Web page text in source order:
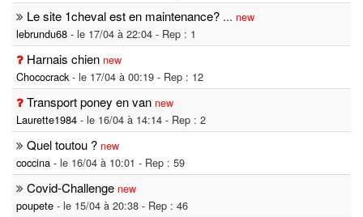
Le site 1cheval est en maintenance? ... new
lebrundu68 - le 17/04 à 22:04 - Rep : 1
Harnais chien new
Chococrack- le 17/04 à 00:19 - Rep : 12
Transport poney en van new
Laurette1984 - le 16/04 à 14:14 - Rep : 2
Quel toutou ? new
coccina - le 16/04 à 10:01 - Rep : 59
Covid-Challenge new
poupete - le 15/04 à 20:38 - Rep : 46